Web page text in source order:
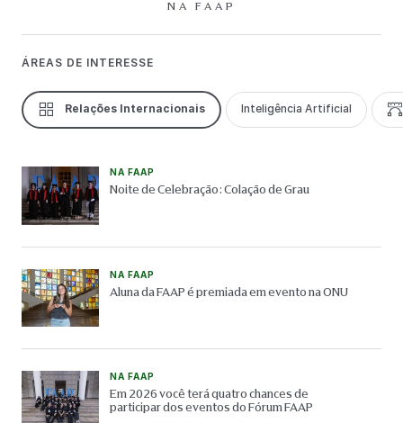
NA FAAP
ÁREAS DE INTERESSE
Relações Internacionais Inteligência Artificial
NA FAAP
Noite de Celebração: Colação de Grau
NA FAAP
Aluna da FAAP é premiada em evento na ONU
NA FAAP
Em 2026 você terá quatro chances de
participar dos eventos do Fórum FAAP